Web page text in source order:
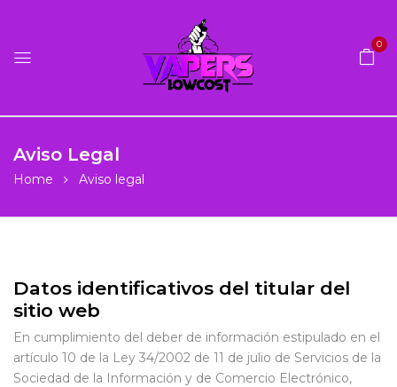
0
Aviso Legal
Home Aviso legal
Datos identificativos del titular del
sitio web
En cumplimiento del deber de información estipulado en el
artículo 10 de la Ley 34/2002 de 11 de julio de Servicios de la
Sociedad de la Información y de Comercio Electrónico,